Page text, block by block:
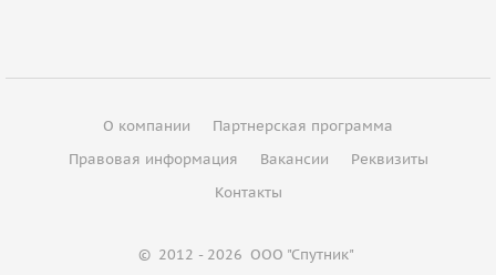
О компании
Партнерская программа
Правовая информация
Вакансии
Реквизиты
Контакты
© 2012 - 2026 ООО "Спутник"